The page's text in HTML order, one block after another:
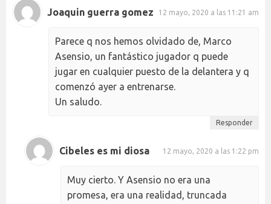
Joaquin guerra gomez 12 mayo, 2020 a las 11:21 am
Parece q nos hemos olvidado de, Marco
Asensio, un fantástico jugador q puede
jugar en cualquier puesto de la delantera y q
comenzó ayer a entrenarse.
Un saludo.
Responder
Cibeles es mi diosa 12 mayo, 2020 a las 1:22 pm
Muy cierto. Y Asensio no era una
promesa, era una realidad, truncada